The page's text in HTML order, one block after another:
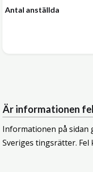
Antal anställda
Är informationen
Informationen på sidan
Sveriges tingsrätter. Fel